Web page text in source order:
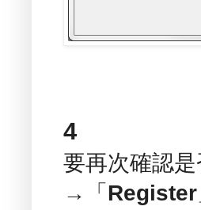
4
要再次確認
→「 Register